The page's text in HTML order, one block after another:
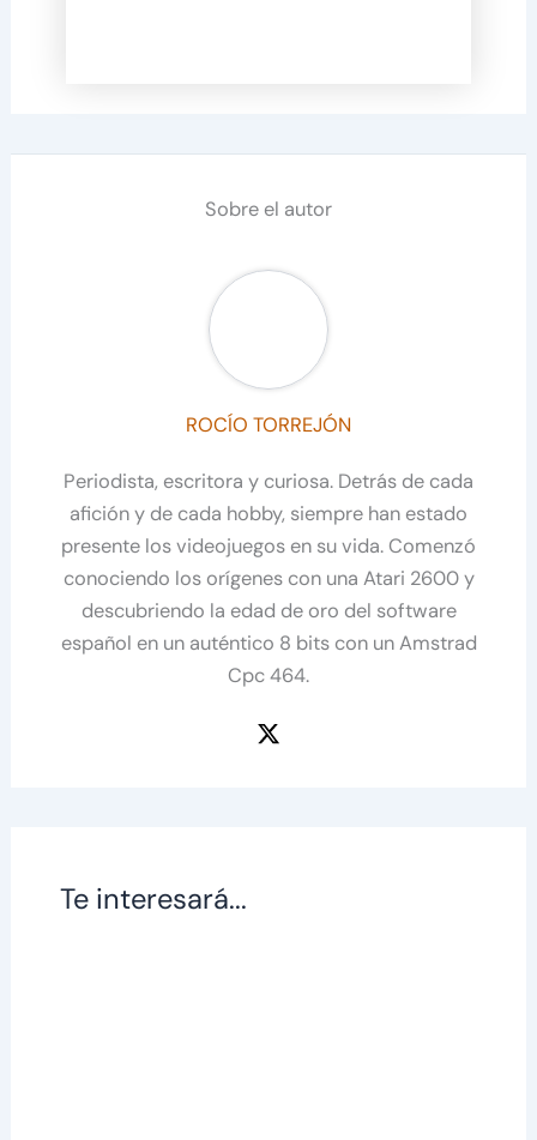
Sobre el autor
ROCÍO TORREJÓN
Periodista, escritora y curiosa. Detrás de cada
afición y de cada hobby, siempre han estado
presente los videojuegos en su vida. Comenzó
conociendo los orígenes con una Atari 2600 y
descubriendo la edad de oro del software
español en un auténtico 8 bits con un Amstrad
Cpc 464.
Te interesará...